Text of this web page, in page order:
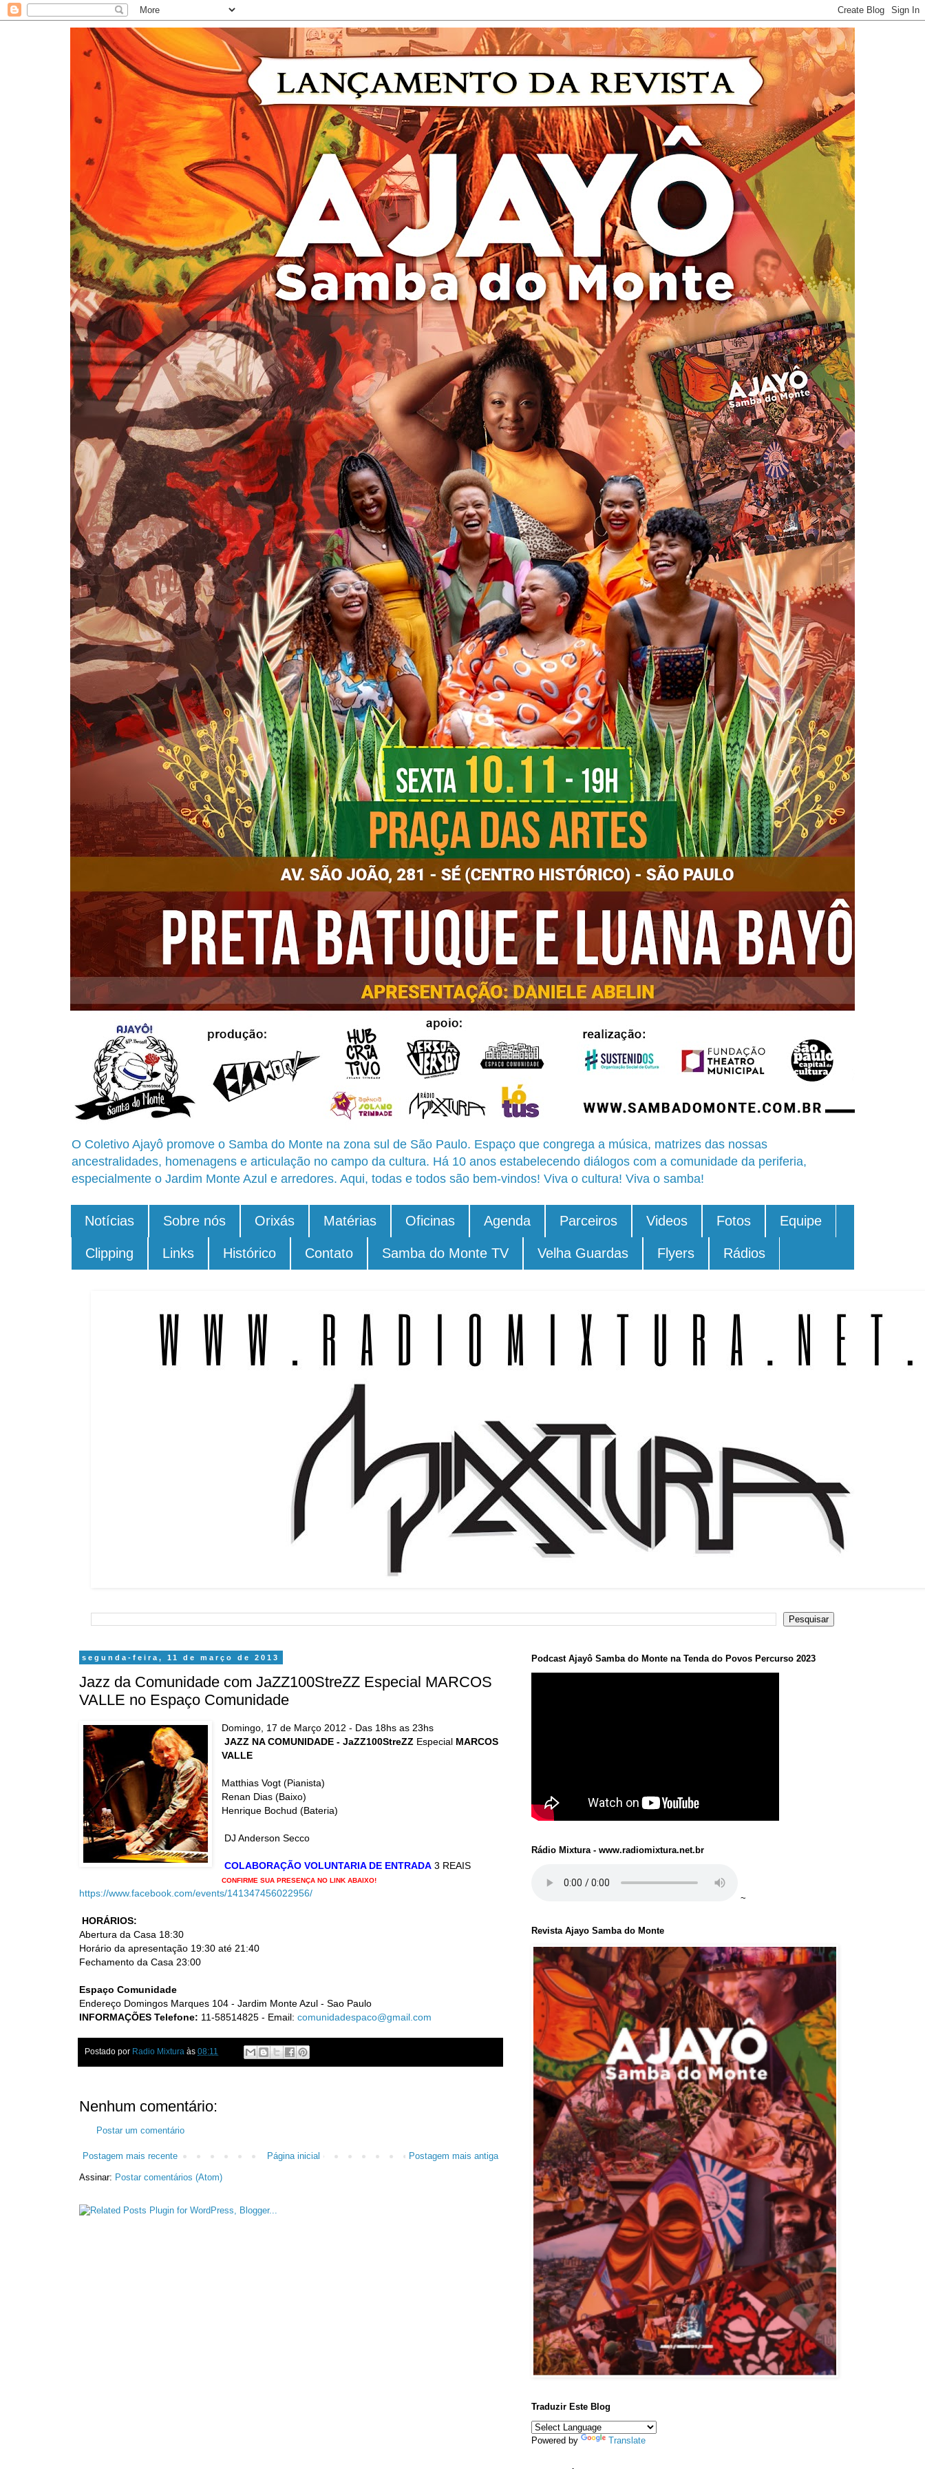
O Coletivo Ajayô promove o Samba do Monte na zona sul de São Paulo. Espaço que congrega a música, matrizes das nossas
ancestralidades, homenagens e articulação no campo da cultura. Há 10 anos estabelecendo diálogos com a comunidade da periferia,
especialmente o Jardim Monte Azul e arredores. Aqui, todas e todos são bem-vindos! Viva o cultura! Viva o samba!
Notícias Sobre nós Orixás Matérias Oficinas Agenda Parceiros Videos Fotos Equipe
Clipping Links Histórico Contato Samba do Monte TV Velha Guardas Flyers Rádios
segunda-feira, 11 de março de 2013
Jazz da Comunidade com JaZZ100StreZZ Especial MARCOS
VALLE no Espaço Comunidade
Domingo, 17 de Março 2012 - Das 18hs as 23hs
JAZZ NA COMUNIDADE - JaZZ100StreZZ Especial MARCOS
VALLE
Matthias Vogt (Pianista)
Renan Dias (Baixo)
Henrique Bochud (Bateria)
DJ Anderson Secco
COLABORAÇÃO VOLUNTARIA DE ENTRADA 3 REAIS
CONFIRME SUA PRESENÇA NO LINK ABAIXO!
https://www.facebook.com/events/141347456022956/
HORÁRIOS:
Abertura da Casa 18:30
Horário da apresentação 19:30 até 21:40
Fechamento da Casa 23:00
Espaço Comunidade
Endereço Domingos Marques 104 - Jardim Monte Azul - Sao Paulo
INFORMAÇÕES Telefone: 11-58514825 - Email: comunidadespaco@gmail.com
Postado por Radio Mixtura às 08:11
Nenhum comentário:
Postar um comentário
Postagem mais recente Postagem mais antiga
Página inicial
Assinar: Postar comentários (Atom)
Podcast Ajayô Samba do Monte na Tenda do Povos Percurso 2023
Rádio Mixtura - www.radiomixtura.net.br
~
Revista Ajayo Samba do Monte
Traduzir Este Blog
Powered by Translate